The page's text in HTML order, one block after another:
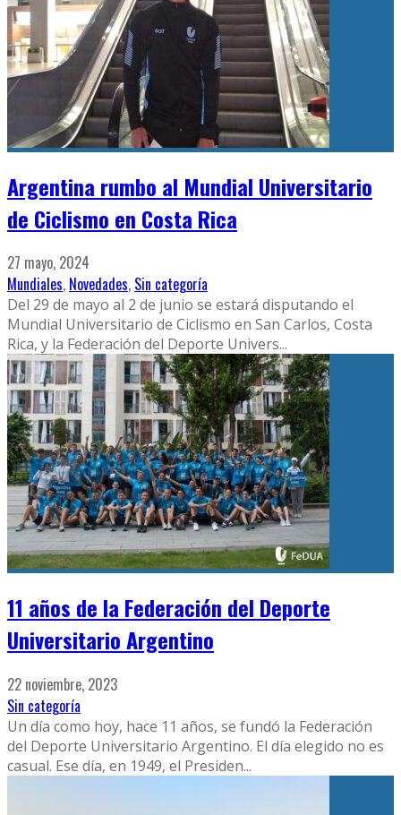
Argentina rumbo al Mundial Universitario
de Ciclismo en Costa Rica
27 mayo, 2024
Mundiales, Novedades, Sin categoría
Del 29 de mayo al 2 de junio se estará disputando el
Mundial Universitario de Ciclismo en San Carlos, Costa
Rica, y la Federación del Deporte Univers...
11 años de la Federación del Deporte
Universitario Argentino
22 noviembre, 2023
Sin categoría
Un día como hoy, hace 11 años, se fundó la Federación
del Deporte Universitario Argentino. El día elegido no es
casual. Ese día, en 1949, el Presiden...